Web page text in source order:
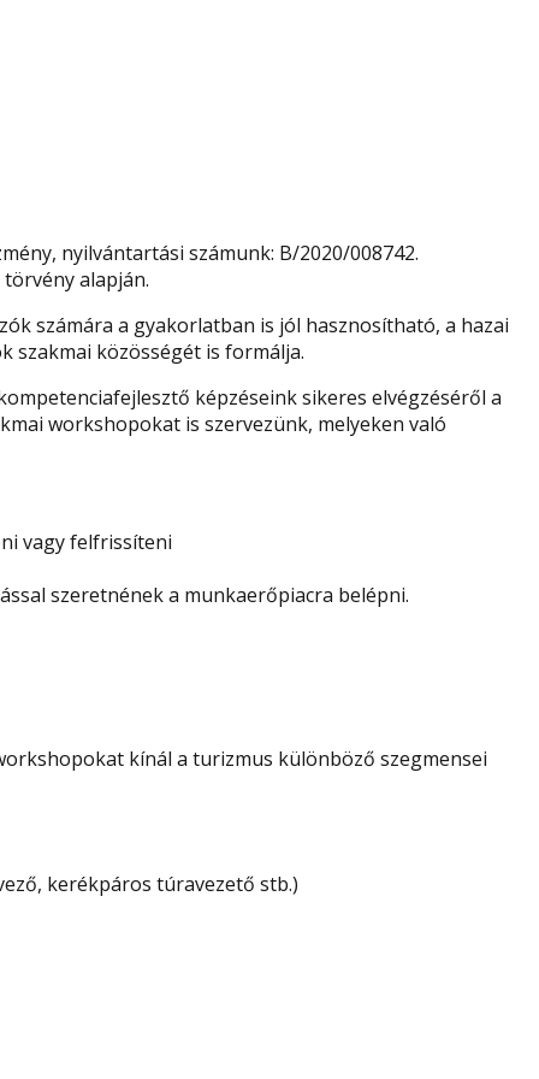
nyilvántartási számunk: B/2020/008742.
alapján.
számára a gyakorlatban is jól hasznosítható, a hazai
szakmai közösségét is formálja.
képzéseink sikeres elvégzéséről a
workshopokat is szervezünk, melyeken való
vagy felfrissíteni
szeretnének a munkaerőpiacra belépni.
kínál a turizmus különböző szegmensei
kerékpáros túravezető stb.)